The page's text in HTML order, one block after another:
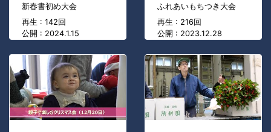
新春書初め大会
再生 : 142回
公開 : 2024.1.15
ふれあいもちつき大会
再生 : 216回
公開 : 2023.12.28